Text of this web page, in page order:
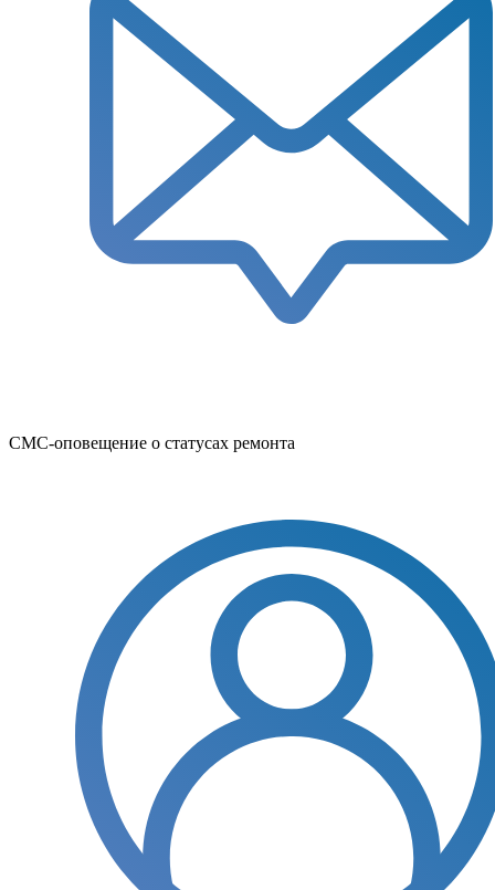
СМС-оповещение о статусах ремонта